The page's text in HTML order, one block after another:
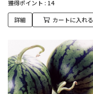
獲得ポイント : 14
詳細 カートに入れる